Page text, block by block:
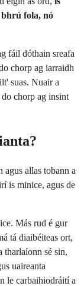
fola, nó
fáil dóthain sreafa
chorp ag iarraidh
suas. Nuair a
chorp ag insint
allas tobann a
is minice, agus de
Más rud é gur
tá diaibéiteas ort,
tharlaíonn sé sin,
uaireanta
le carbaihiodráití a